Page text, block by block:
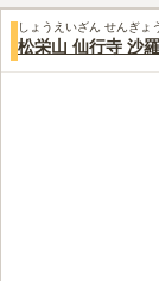
内で樹木
口コミ評価
この霊園はまだ誰か
しょうえいざん せんぎょ
松栄山 仙行寺 沙